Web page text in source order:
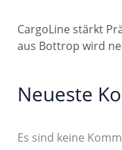
CargoLine stärkt
aus Bottrop wird
Neueste
Es sind keine